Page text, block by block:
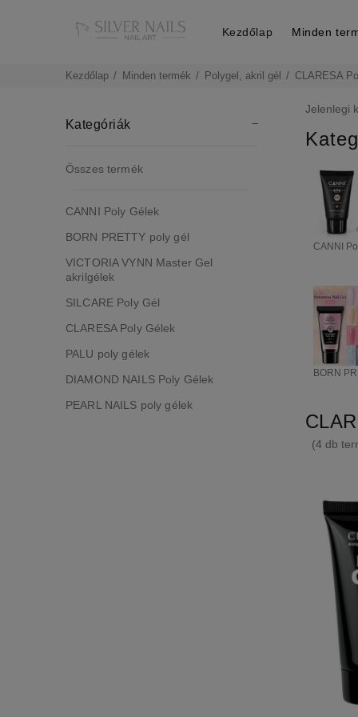
Kezdőlap Minden
Kezdőlap Minden termék Polygel, akril gél CLARESA
Kategóriák
Összes termék
CANNI Poly Gélek
BORN PRETTY poly gél
VICTORIA VYNN Master Gel
akrilgélek
SILCARE Poly Gél
CLARESA Poly Gélek
PALU poly gélek
DIAMOND NAILS Poly Gélek
PEARL NAILS poly gélek
Jelenlegi
CANNI
BORN
(4 db